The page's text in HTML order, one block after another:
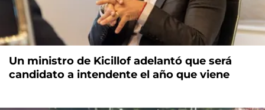
Un ministro de Kicillof adelantó que será
candidato a intendente el año que viene